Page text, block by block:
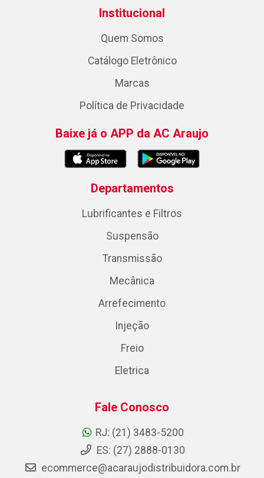
Institucional
Quem Somos
Catálogo Eletrônico
Marcas
Política de Privacidade
Baixe já o APP da AC Araujo
Departamentos
Lubrificantes e Filtros
Suspensão
Transmissão
Mecânica
Arrefecimento
Injeção
Freio
Eletrica
Fale Conosco
RJ: (21) 3483-5200
ES: (27) 2888-0130
ecommerce@acaraujodistribuidora.com.br